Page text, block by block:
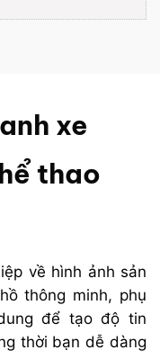
xe
thao
về hình ảnh sản
thông minh, phụ
để tạo độ tin
thời bạn dễ dàng